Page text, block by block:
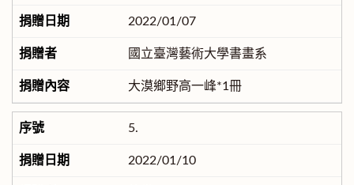
2022/01/07
國立臺灣藝術大學書畫系
大漠鄉野高一峰*1冊
5.
2022/01/10